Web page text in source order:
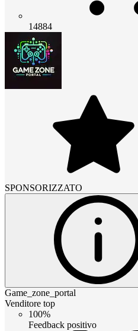
14884
SPONSORIZZATO
Game_zone_portal
Venditore top
100%
Feedback positivo